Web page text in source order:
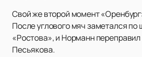
Свой же второй момент
После углового мяч заметался
«Ростова», и Норманн переправил
Песьякова.